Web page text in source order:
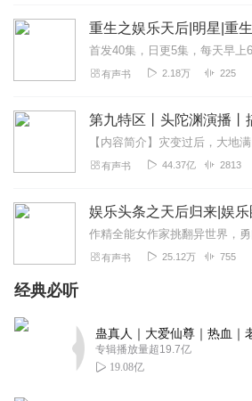
2023-12-29
重生之娱乐天后|明星|重
有声书 2.18万 225
有声书 44.37亿 2813
有声书 25.12万 755
经典必听
专辑播放量超19.7亿
19.08亿